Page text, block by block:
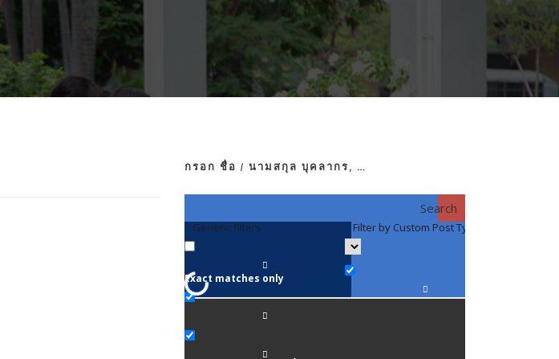
กรอก ชื่อ / นามสกุล บุคลากร, …
Search
Generic filters
Exact matches only
Filter by Custom Post Type